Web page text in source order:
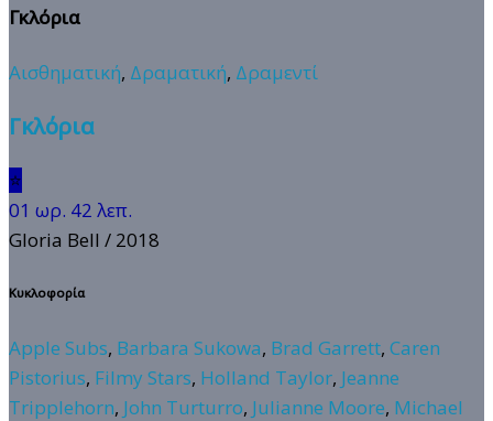
Γκλόρια
Αισθηματική, Δραματική, Δραμεντί
Γκλόρια
⭐
01 ωρ. 42 λεπ.
Gloria Bell / 2018
Κυκλοφορία
Apple Subs, Barbara Sukowa, Brad Garrett, Caren
Pistorius, Filmy Stars, Holland Taylor, Jeanne
Tripplehorn, John Turturro, Julianne Moore, Michael